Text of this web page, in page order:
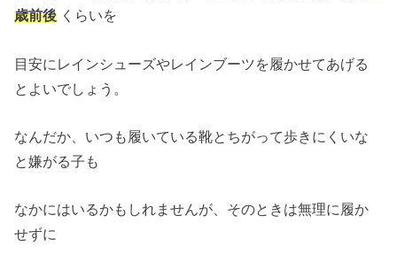
歳前後 くらいを
目安にレインシューズやレインブーツを履かせてあげる
とよいでしょう。
なんだか、いつも履いている靴とちがって歩きにくいな
と嫌がる子も
なかにはいるかもしれませんが、そのときは無理に履か
せずに